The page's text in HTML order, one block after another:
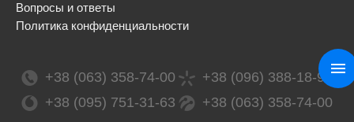
Вопросы и ответы
Политика конфиденциальности
+38 (063) 358-74-00
+38 (096) 388-18-99
+38 (095) 751-31-63
+38 (063) 358-74-00